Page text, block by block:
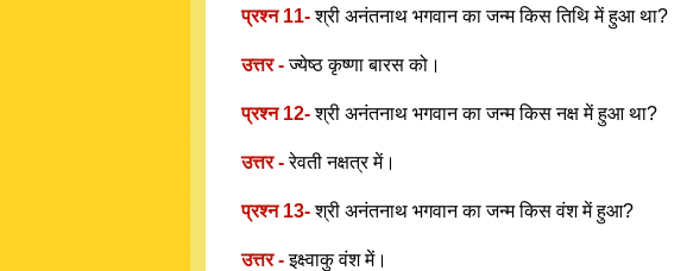
प्रश्न 11-श्री अनंतनाथ भगवान का जन्म किस तिथि में हुआ था?
उत्तर -ज्येष्ठ कृष्णा बारस को।
प्रश्न 12-श्री अनंतनाथ भगवान का जन्म किस नक्ष में हुआ था?
उत्तर -रेवती नक्षत्र में।
प्रश्न 13-श्री अनंतनाथ भगवान का जन्म किस वंश में हुआ?
उत्तर -इक्ष्वाकु वंश में।